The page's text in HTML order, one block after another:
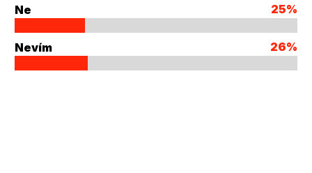
Ne 25%
Nevím 26%